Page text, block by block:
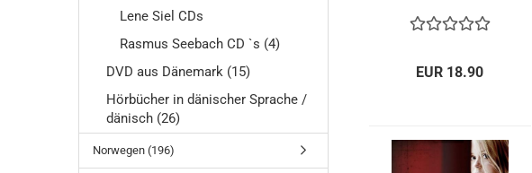
EUR 18.90
Lene Siel CDs
Rasmus Seebach CD `s (4)
DVD aus Dänemark (15)
Hörbücher in dänischer Sprache /
dänisch (26)
Norwegen (196)